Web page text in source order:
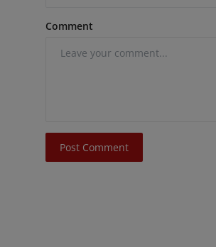
Comment
Post Comment